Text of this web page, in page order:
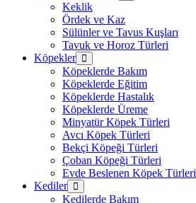
Keklik
Ördek ve Kaz
Sülünler ve Tavus Kuşları
Tavuk ve Horoz Türleri
Köpekler
Köpeklerde Bakım
Köpeklerde Eğitim
Köpeklerde Hastalık
Köpeklerde Üreme
Minyatür Köpek Türleri
Avcı Köpek Türleri
Bekçi Köpeği Türleri
Çoban Köpeği Türleri
Evde Beslenen Köpek Türleri
Kediler
Kedilerde Bakım